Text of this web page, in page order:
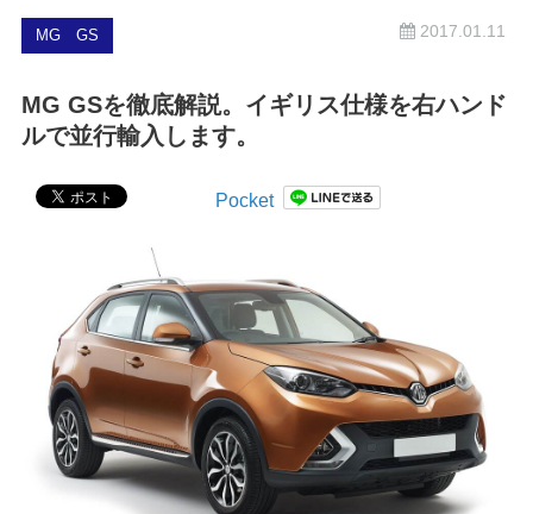
MG GS 2017.01.11
MG GSを徹底解説。イギリス仕様を右ハンド
ルで並行輸入します。
Pocket